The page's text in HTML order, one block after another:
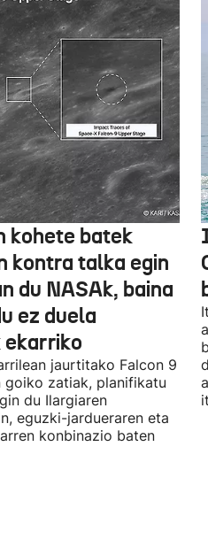
kohete batek
kontra talka egin
du NASAk, baina
ez duela
jaurtitako Falcon 9
goiko zatiak, planifikatu
du Ilargiaren
eguzki-jardueraren eta
konbinazio baten